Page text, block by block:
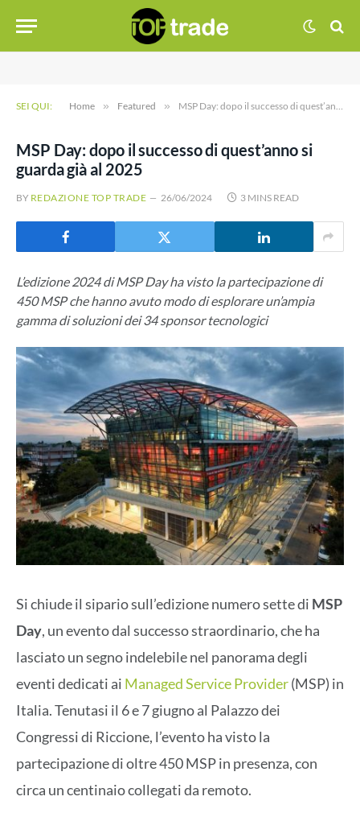
SEI QUI: Home » Featured » MSP Day: dopo il successo di quest’anno si guarda già al 2025
MSP Day: dopo il successo di quest’anno si
guarda già al 2025
BY REDAZIONE TOP TRADE 26/06/2024 3 MINS READ
L’edizione 2024 di MSP Day ha visto la partecipazione di
450 MSP che hanno avuto modo di esplorare un’ampia
gamma di soluzioni dei 34 sponsor tecnologici
Si chiude il sipario sull’edizione numero sette di MSP
Day, un evento dal successo straordinario, che ha
lasciato un segno indelebile nel panorama degli
eventi dedicati ai Managed Service Provider(MSP) in
Italia. Tenutasi il 6 e 7 giugno al Palazzo dei
Congressi di Riccione, l’evento ha visto la
partecipazione di oltre 450 MSP in presenza, con
circa un centinaio collegati da remoto.